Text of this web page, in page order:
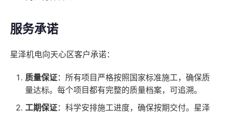
服务承诺
星泽机电向天心区客户承诺：
质量保证：所有项目严格按照国家标准施工，确保质
量达标。每个项目都有完整的质量档案，可追溯。
工期保证：科学安排施工进度，确保按期交付。星泽